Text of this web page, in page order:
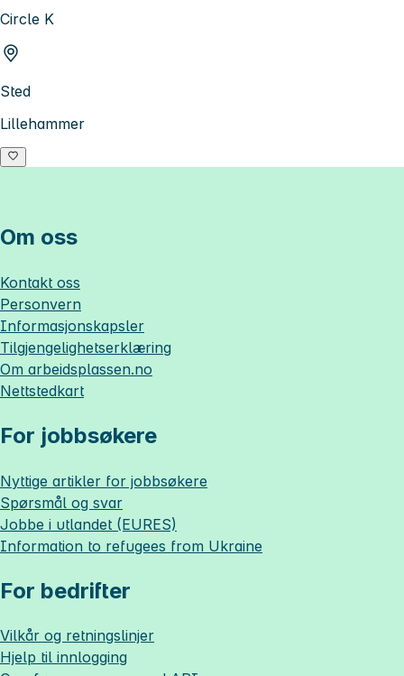
Circle K
Sted
Lillehammer
Om oss
Kontakt oss
Personvern
Informasjonskapsler
Tilgjengelighetserklæring
Om arbeidsplassen.no
Nettstedkart
For jobbsøkere
Nyttige artikler for jobbsøkere
Spørsmål og svar
Jobbe i utlandet (EURES)
Information to refugees from Ukraine
For bedrifter
Vilkår og retningslinjer
Hjelp til innlogging